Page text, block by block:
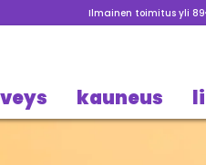
Ilmainen toimitus yli
kauneus